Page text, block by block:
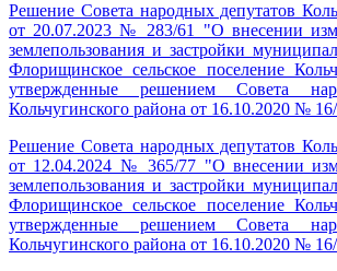
Решение Совета народных депутатов
от 20.07.2023 № 283/61 "О внесении
землепользования и застройки
Флорищинское сельское поселение
утвержденные решением Совета
Кольчугинского района от 16.10.2020 №
Решение Совета народных депутатов
от 12.04.2024 № 365/77 "О внесении
землепользования и застройки
Флорищинское сельское поселение
утвержденные решением Совета
Кольчугинского района от 16.10.2020 №